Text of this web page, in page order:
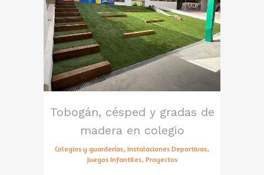
Tobogán, césped y gradas de
madera en colegio
Colegios y guarderías, Instalaciones Deportivas,
Juegos Infantiles, Proyectos